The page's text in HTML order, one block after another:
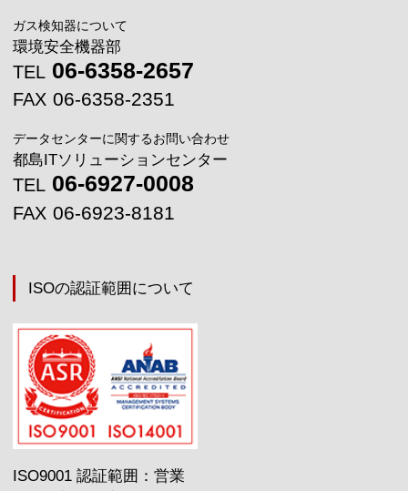
ガス検知器について
環境安全機器部
TEL 06-6358-2657
FAX 06-6358-2351
データセンターに関するお問い合わせ
都島ITソリューションセンター
TEL 06-6927-0008
FAX 06-6923-8181
ISOの認証範囲について
ISO9001 認証範囲：営業